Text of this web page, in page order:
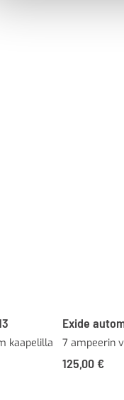
kaapelilla
Exide
7 ampeerin
125,00 €